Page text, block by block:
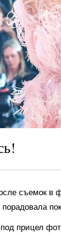
съемок в
прицел